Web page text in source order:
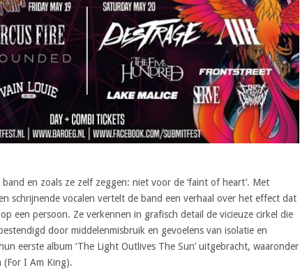
en zoals ze zelf zeggen: niet voor de ‘faint of heart’. Met
schrijnende vocalen vertelt de band een verhaal over het effect dat
een persoon. Ze verkennen in grafisch detail de vicieuze cirkel die
door middelenmisbruik en gevoelens van isolatie en
eerste album ‘The Light Outlives The Sun’ uitgebracht, waaronder
(For I Am King).